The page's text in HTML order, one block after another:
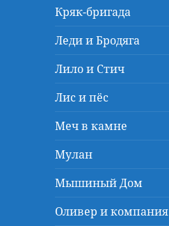
Кряк-бригада
Леди и Бродяга
Лило и Стич
Лис и пёс
Меч в камне
Мулан
Мышиный Дом
Оливер и компания